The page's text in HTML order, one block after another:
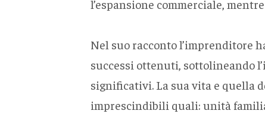
l’espansione commerciale,
Nel suo racconto l’imprenditore
successi ottenuti, sottolineando
significativi. La sua vita e quella
imprescindibili quali: unità